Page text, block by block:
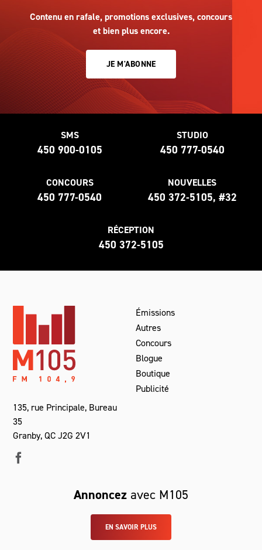
Contenu en rafale, promotions exclusives, concours
et bien plus encore.
JE M'ABONNE
SMS
450 900-0105
STUDIO
450 777-0540
CONCOURS
450 777-0540
NOUVELLES
450 372-5105, #32
RÉCEPTION
450 372-5105
135, rue Principale, Bureau
35
Granby, QC J2G 2V1
Émissions
Autres
Concours
Blogue
Boutique
Publicité
Annoncez avec M105
EN SAVOIR PLUS